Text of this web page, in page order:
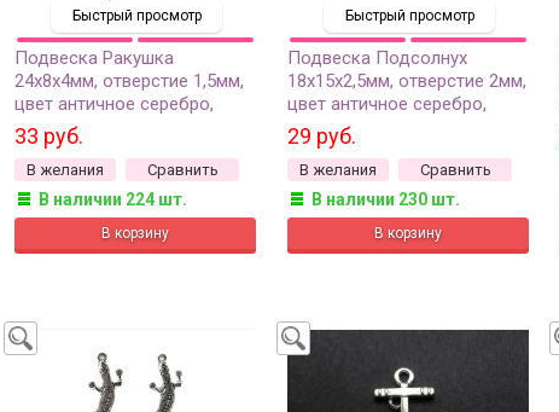
Быстрый просмотр
Подвеска Ракушка
24х8х4мм, отверстие 1,5мм,
цвет античное серебро,
сплав металлов, 22-150, 2шт
33 руб.
В желания Сравнить
В наличии 224 шт.
Быстрый просмотр
Подвеска Подсолнух
18х15х2,5мм, отверстие 2мм,
цвет античное серебро,
сплав металлов, 22-258, 2шт
29 руб.
В желания Сравнить
В наличии 230 шт.